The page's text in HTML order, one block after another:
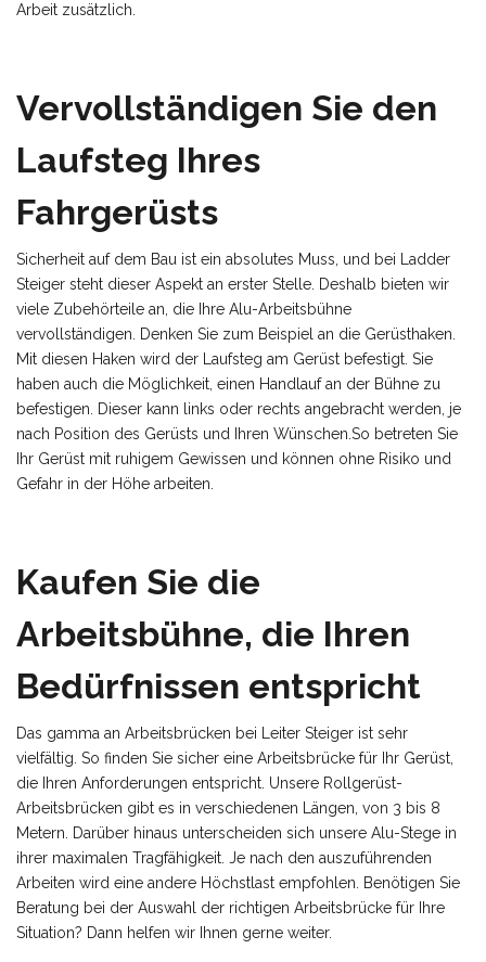
Arbeit zusätzlich.
Vervollständigen Sie den
Laufsteg Ihres
Fahrgerüsts
Sicherheit auf dem Bau ist ein absolutes Muss, und bei Ladder
Steiger steht dieser Aspekt an erster Stelle. Deshalb bieten wir
viele Zubehörteile an, die Ihre Alu-Arbeitsbühne
vervollständigen. Denken Sie zum Beispiel an die Gerüsthaken.
Mit diesen Haken wird der Laufsteg am Gerüst befestigt. Sie
haben auch die Möglichkeit, einen Handlauf an der Bühne zu
befestigen. Dieser kann links oder rechts angebracht werden, je
nach Position des Gerüsts und Ihren Wünschen.So betreten Sie
Ihr Gerüst mit ruhigem Gewissen und können ohne Risiko und
Gefahr in der Höhe arbeiten.
Kaufen Sie die
Arbeitsbühne, die Ihren
Bedürfnissen entspricht
Das gamma an Arbeitsbrücken bei Leiter Steiger ist sehr
vielfältig. So finden Sie sicher eine Arbeitsbrücke für Ihr Gerüst,
die Ihren Anforderungen entspricht. Unsere Rollgerüst-
Arbeitsbrücken gibt es in verschiedenen Längen, von 3 bis 8
Metern. Darüber hinaus unterscheiden sich unsere Alu-Stege in
ihrer maximalen Tragfähigkeit. Je nach den auszuführenden
Arbeiten wird eine andere Höchstlast empfohlen. Benötigen Sie
Beratung bei der Auswahl der richtigen Arbeitsbrücke für Ihre
Situation? Dann helfen wir Ihnen gerne weiter.